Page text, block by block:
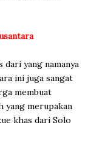
yang namanya
ini juga sangat
membuat
yang merupakan
khas dari Solo